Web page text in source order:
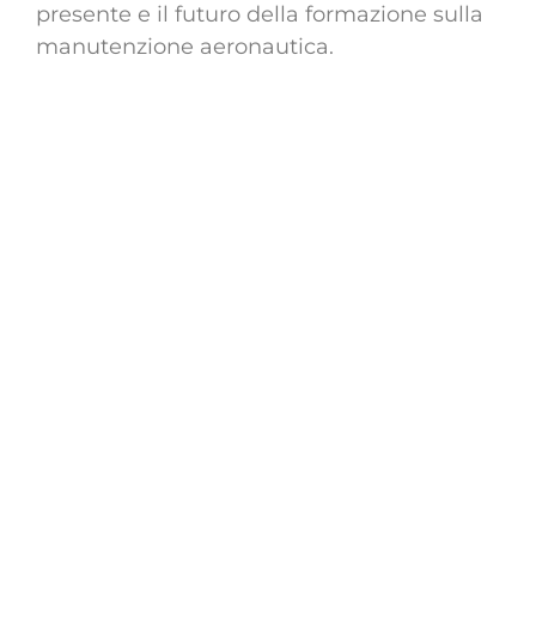
presente e il futuro della formazione sulla
manutenzione aeronautica.